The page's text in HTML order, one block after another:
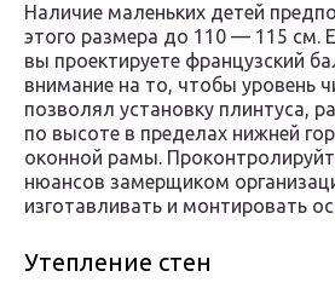
Наличие маленьких детей
этого размера до 110 — 115 см.
вы проектируете французский
внимание на то, чтобы уровень
позволял установку плинтуса,
по высоте в пределах нижней
оконной рамы.
нюансов замерщиком
изготавливать и монтировать
Утепление стен